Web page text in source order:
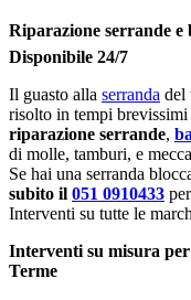
Riparazione serrande e
Disponibile 24/7
Il guasto alla serranda del
risolto in tempi brevissimi
riparazione serrande,
di molle, tamburi, e
Se hai una serranda
subito il 051 0910433
Interventi su tutte le
Interventi su misura
Terme